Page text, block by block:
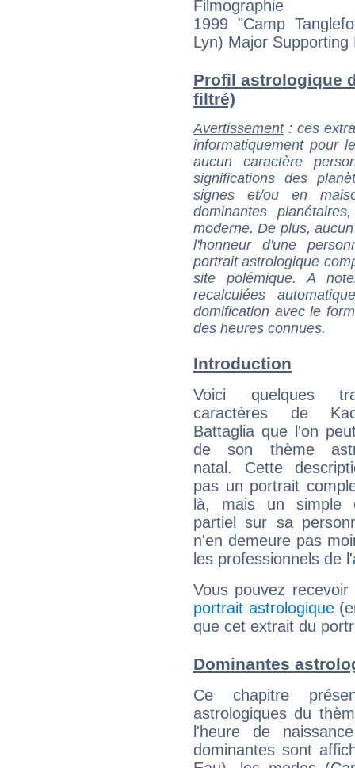
Filmographie
1999 "Camp
Lyn) Major Supporting
Profil astrologique
filtré)
Avertissement: ces
informatiquement pour
aucun caractère
significations des
signes et/ou en
dominantes
moderne. De plus,
l'honneur d'une
portrait astrologique
site polémique. A
recalculées
domification avec le
des heures connues.
Introduction
Voici quelques
caractères de
Battaglia que l'on
de son thème
natal. Cette
pas un portrait
là, mais un simple
partiel sur sa
n'en demeure pas
les professionnels de l'
Vous pouvez
portrait astrologique
que cet extrait du
Dominantes
Ce chapitre
astrologiques du
l'heure de
dominantes sont